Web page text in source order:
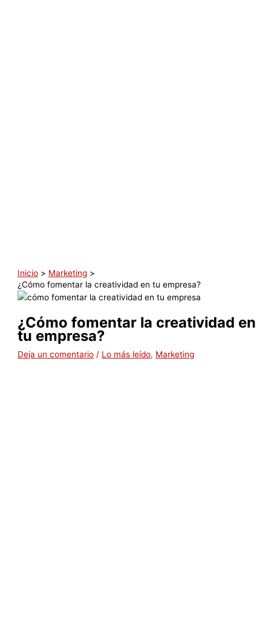
Inicio
Marketing
¿Cómo fomentar la creatividad en tu empresa?
¿Cómo fomentar la creatividad en
tu empresa?
Deja un comentario / Lo más leído, Marketing